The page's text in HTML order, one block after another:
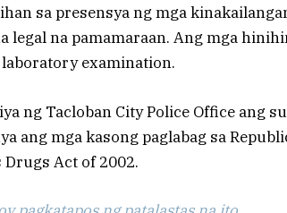
sa presensya ng mga
legal na pamamaraan. Ang mga
examination.
ng Tacloban City Police Office ang
ang mga kasong paglabag sa
Act of 2002.